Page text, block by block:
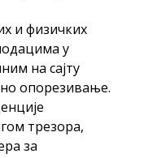
за новчану
прибора
до 15.
КАРТИЦЕ
и физичких
у
на сајту
опорезивање.
трезора,
за